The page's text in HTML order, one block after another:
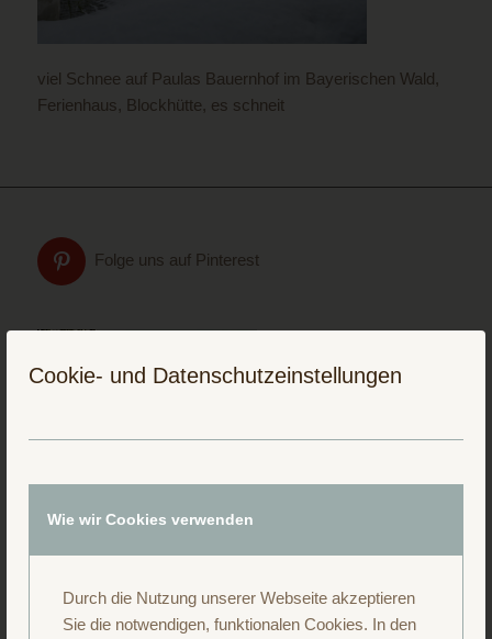
Cookie- und Datenschutzeinstellungen
Wie wir Cookies verwenden
Durch die Nutzung unserer Webseite akzeptieren
Sie die notwendigen, funktionalen Cookies. In den
viel Schnee auf Paulas Bauernhof im Bayerischen Wald,
Ferienhaus, Blockhütte, es schneit
Folge uns auf Pinterest